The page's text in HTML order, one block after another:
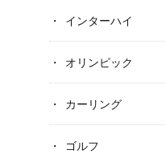
インターハイ
オリンピック
カーリング
ゴルフ